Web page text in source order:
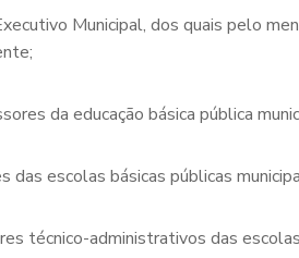
Municipal, dos quais pelo
da educação básica pública
escolas básicas públicas
técnico-administrativos das